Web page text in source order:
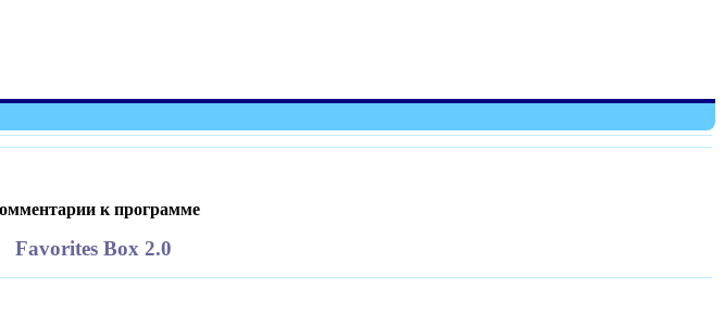
к программе
Favorites Box 2.0